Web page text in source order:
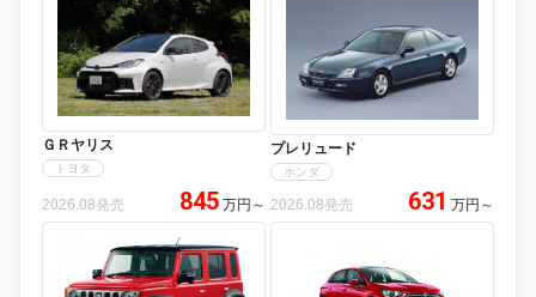
ＧＲヤリス
トヨタ
2026.08発売 845 万円 ～
プレリュード
ホンダ
2026.08発売 631 万円 ～